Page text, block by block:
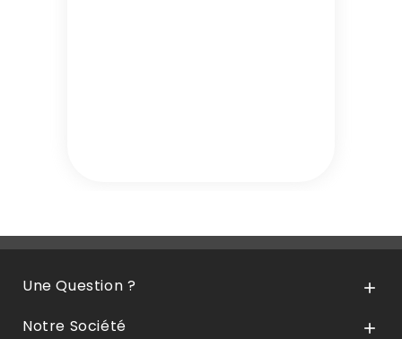
Une Question ? 
Notre Société 